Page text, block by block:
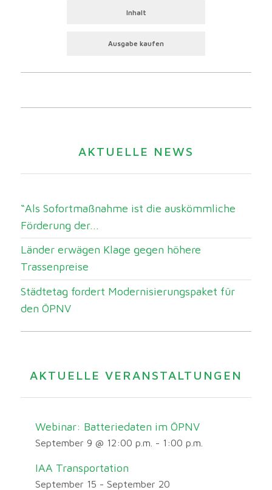
Inhalt
Ausgabe kaufen
AKTUELLE NEWS
“Als Sofortmaßnahme ist die auskömmliche
Förderung der...
Länder erwägen Klage gegen höhere
Trassenpreise
Städtetag fordert Modernisierungspaket für
den ÖPNV
AKTUELLE VERANSTALTUNGEN
Webinar: Batteriedaten im ÖPNV
September 9 @ 12:00 p.m. - 1:00 p.m.
IAA Transportation
September 15 - September 20